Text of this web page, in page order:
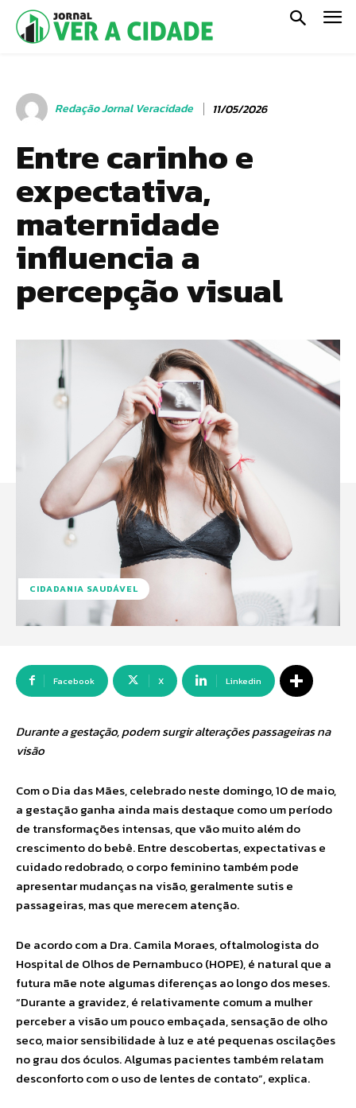
Redação Jornal Veracidade 11/05/2026
Entre carinho e
expectativa,
maternidade
influencia a
percepção visual
CIDADANIA SAUDÁVEL
Facebook X Linkedin
Durante a gestação, podem surgir alterações passageiras na
visão
Com o Dia das Mães, celebrado neste domingo, 10 de maio,
a gestação ganha ainda mais destaque como um período
de transformações intensas, que vão muito além do
crescimento do bebê. Entre descobertas, expectativas e
cuidado redobrado, o corpo feminino também pode
apresentar mudanças na visão, geralmente sutis e
passageiras, mas que merecem atenção.
De acordo com a Dra. Camila Moraes, oftalmologista do
Hospital de Olhos de Pernambuco (HOPE), é natural que a
futura mãe note algumas diferenças ao longo dos meses.
“Durante a gravidez, é relativamente comum a mulher
perceber a visão um pouco embaçada, sensação de olho
seco, maior sensibilidade à luz e até pequenas oscilações
no grau dos óculos. Algumas pacientes também relatam
desconforto com o uso de lentes de contato”, explica.